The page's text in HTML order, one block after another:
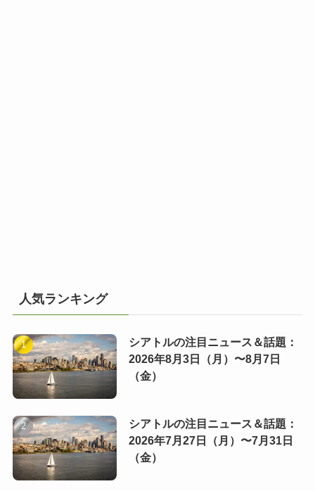
人気ランキング
シアトルの注目ニュース＆話題：
2026年8月3日（月）〜8月7日
（金）
シアトルの注目ニュース＆話題：
2026年7月27日（月）〜7月31日
（金）